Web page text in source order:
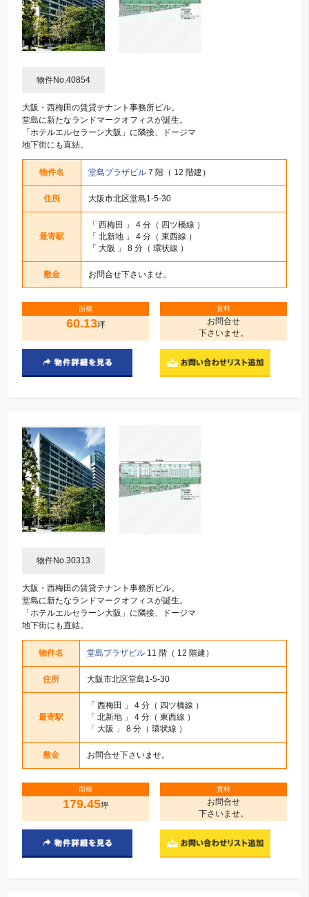
物件No.40854
大阪・西梅田の賃貸テナント事務所ビル。
堂島に新たなランドマークオフィスが誕生。
「ホテルエルセラーン大阪」に隣接、ドージマ
地下街にも直結。
物件名 堂島プラザビル 7 階（ 12 階建）
住所 大阪市北区堂島1-5-30
最寄駅
「 西梅田
」 4 分（ 四ツ橋線 ）
「 北新地 」 4 分（ 東西線 ）
「 大阪 」 8 分（ 環状線 ）
敷金 お問合せ下さいませ。
面積
60.13坪
賃料
お問合せ
下さいませ。
物件No.30313
大阪・西梅田の賃貸テナント事務所ビル。
堂島に新たなランドマークオフィスが誕生。
「ホテルエルセラーン大阪」に隣接、ドージマ
地下街にも直結。
物件名 堂島プラザビル 11 階（ 12 階建）
住所 大阪市北区堂島1-5-30
最寄駅
「 西梅田
」 4 分（ 四ツ橋線 ）
「 北新地 」 4 分（ 東西線 ）
「 大阪 」 8 分（ 環状線 ）
敷金 お問合せ下さいませ。
面積
179.45坪
賃料
お問合せ
下さいませ。